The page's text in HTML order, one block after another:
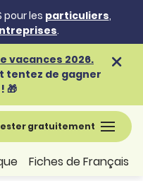
pour les particuliers,
.
vacances 2026.
tentez de gagner
🎁
gratuitement
Fiches de Français